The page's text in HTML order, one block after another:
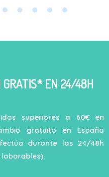
GRATIS* EN 24/48H
superiores a 60€ en
gratuito en España
durante las 24/48h